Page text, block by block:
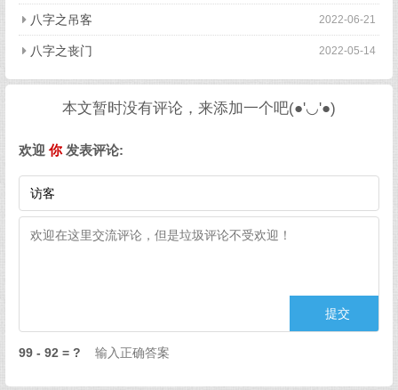
2022-06-21
八字之吊客
2022-05-14
八字之丧门
本文暂时没有评论，来添加一个吧(●'◡'●)
欢迎 你发表评论:
99 - 92 = ?